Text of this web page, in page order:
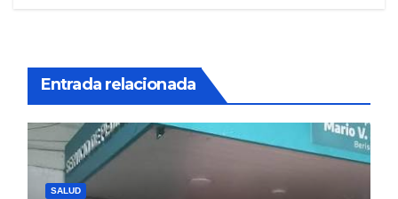
Entrada relacionada
SALUD